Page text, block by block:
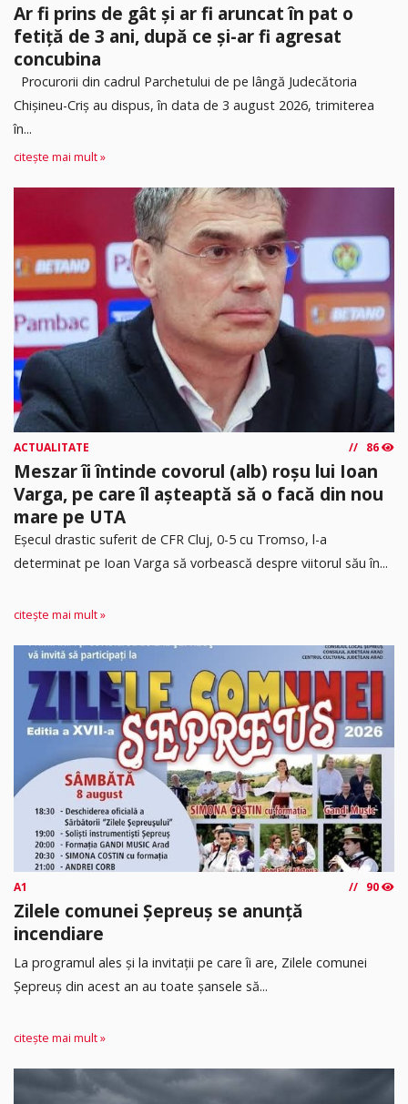
Ar fi prins de gât și ar fi aruncat în pat o
fetiță de 3 ani, după ce și-ar fi agresat
concubina
Procurorii din cadrul Parchetului de pe lângă Judecătoria
Chișineu-Criș au dispus, în data de 3 august 2026, trimiterea
în...
citește mai mult »
ACTUALITATE 86
Meszar îi întinde covorul (alb) roșu lui Ioan
Varga, pe care îl așteaptă să o facă din nou
mare pe UTA
Eșecul drastic suferit de CFR Cluj, 0-5 cu Tromso, l-a
determinat pe Ioan Varga să vorbească despre viitorul său în...
citește mai mult »
A1 90
Zilele comunei Șepreuș se anunță
incendiare
La programul ales și la invitații pe care îi are, Zilele comunei
Șepreuș din acest an au toate șansele să...
citește mai mult »